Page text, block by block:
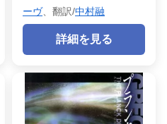
ーヴ、翻訳/中村融
詳細を見る